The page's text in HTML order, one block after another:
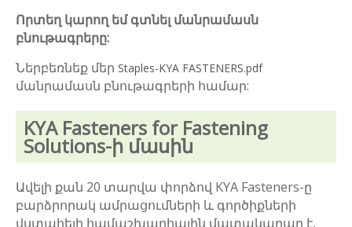
Որտեղ կարող եմ գտնել մանրամասն
բնութագրերը:
Ներբեռնեք մեր Staples-KYA FASTENERS.pdf
մանրամասն բնութագրերի համար:
KYA Fasteners for Fastening
Solutions-ի մասին
Ավելի քան 20 տարվա փորձով KYA Fasteners-ը
բարձրորակ ամրացումների և գործիքների
վստահելի համաշխարհային մատակարար է,